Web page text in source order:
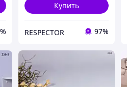
Купить
RESPECTOR 97%